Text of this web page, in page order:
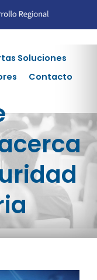
Soluciones
Contacto